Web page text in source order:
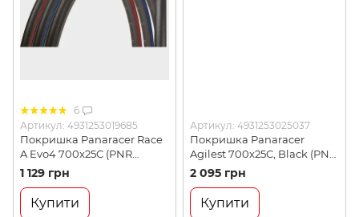
6
Артикул: 4931253019685
Покришка Panaracer Race
A Evo4 700x25C (PNR
RF725-RCA-B4)
1 129 грн
Купити
Артикул: 4931253025037
Покришка Panaracer
Agilest 700x25C, Black (PNR
RF725-AG-B)
2 095 грн
Купити